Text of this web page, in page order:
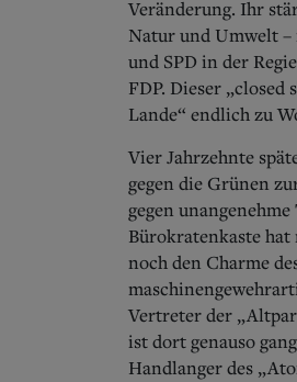
Veränderung. Ihr
Natur und Umwelt –
und SPD in der
FDP. Dieser
Lande“ endlich zu
Vier Jahrzehnte
gegen die Grünen
gegen
Bürokratenkaste
noch den Charme
Vertreter der
ist dort genauso
Handlanger des